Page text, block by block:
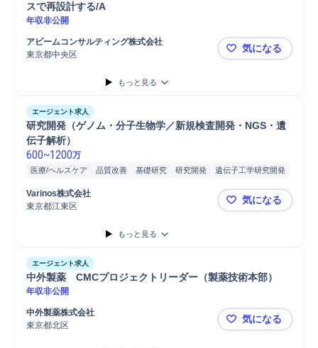
スで再設計する/A
年収非公開
アビームコンサルティング株式会社
東京都中央区
SCM×購買
気になる
もっと見る
エージェント求人
研究開発（ゲノム・分子生物学／新規検査開発・NGS・遺
伝子解析）
600~1200万
医療/ヘルスケア 品質改善 基礎研究 研究開発
遺伝子工学研究開発
臨床検査
技術開発
Varinos株式会社
東京都江東区
研究開発（
気になる
もっと見る
エージェント求人
中外製薬　CMCプロジェクトリーダー（製薬技術本部）
年収非公開
中外製薬株式会社
東京都北区
中外製薬
気になる